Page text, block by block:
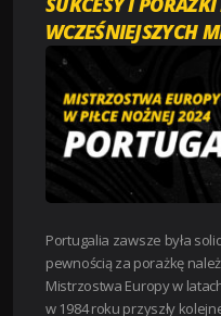
WCZEŚNIEJSZYCH
Portugalia zawsze była
pewnością za porażkę
Mistrzostwa Europy w
w 1984 roku przyszły